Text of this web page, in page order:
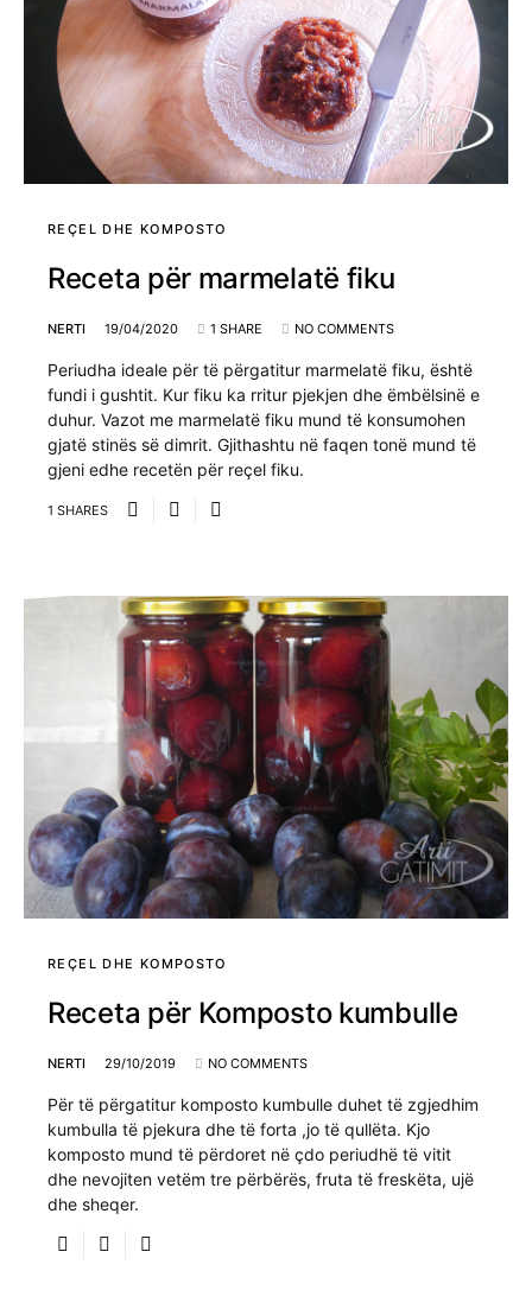
REÇEL DHE KOMPOSTO
Receta për marmelatë fiku
NERTI 19/04/2020 1 SHARE NO COMMENTS
Periudha ideale për të përgatitur marmelatë fiku, është
fundi i gushtit. Kur fiku ka rritur pjekjen dhe ëmbëlsinë e
duhur. Vazot me marmelatë fiku mund të konsumohen
gjatë stinës së dimrit. Gjithashtu në faqen tonë mund të
gjeni edhe recetën për reçel fiku.
1 SHARES
REÇEL DHE KOMPOSTO
Receta për Komposto kumbulle
NERTI 29/10/2019 NO COMMENTS
Për të përgatitur komposto kumbulle duhet të zgjedhim
kumbulla të pjekura dhe të forta ,jo të qullëta. Kjo
komposto mund të përdoret në çdo periudhë të vitit
dhe nevojiten vetëm tre përbërës, fruta të freskëta, ujë
dhe sheqer.